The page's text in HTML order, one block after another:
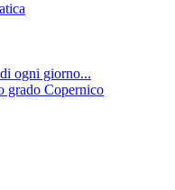
ogni giorno...
grado Copernico